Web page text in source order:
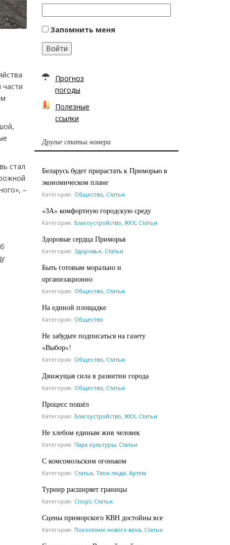
части
стал
–
Запомнить меня
Войти
Прогноз
погоды
Полезные
ссылки
Другие статьи номера
Беларусь будет прирастать к Приморью в
экономическом плане
Категория: Общество, Статьи
«ЗА» комфортную городскую среду
Категория: Благоустройство, ЖКХ, Статьи
Здоровые сердца Приморья
Категория: Здоровье, Статьи
Быть готовым морально и
организационно
Категория: Общество, Статьи
На единой площадке
Категория: Общество
Не забудьте подписаться на газету
«Выбор»!
Категория: Общество, Статьи
Движущая сила в развитии города
Категория: Общество, Статьи
Процесс пошёл
Категория: Благоустройство, ЖКХ, Статьи
Не хлебом единым жив человек
Категория: Парк культуры, Статьи
С комсомольским огоньком
Категория: Статьи, Твои люди, Артем
Турнир расширяет границы
Категория: Спорт, Статьи
Сцены приморского КВН достойны все
Категория: Поколение нового века, Статьи